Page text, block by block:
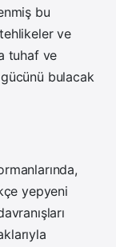
bu
ve
tuhaf ve
bulacak
yepyeni